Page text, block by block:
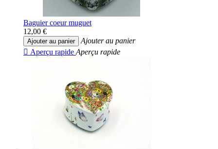
Baguier coeur muguet
12,00 €
Ajouter au panier
Ajouter au panier
 Aperçu rapide Aperçu rapide